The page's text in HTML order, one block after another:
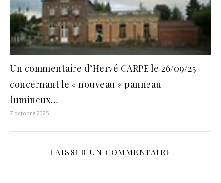
Un commentaire d’Hervé CARPE le 26/09/25
concernant le « nouveau » panneau
lumineux…
7 octobre 2025
LAISSER UN COMMENTAIRE